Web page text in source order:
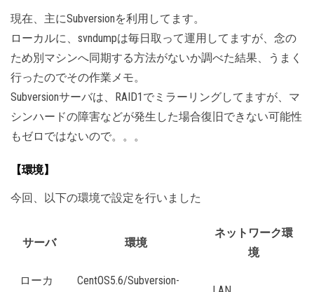
現在、主にSubversionを利用してます。
ローカルに、svndumpは毎日取って運用してますが、念の
ため別マシンへ同期する方法がないか調べた結果、うまく
行ったのでその作業メモ。
Subversionサーバは、RAID1でミラーリングしてますが、マ
シンハードの障害などが発生した場合復旧できない可能性
もゼロではないので。。。
【環境】
今回、以下の環境で設定を行いました
サーバ 環境
ネットワーク環
境
ローカ
CentOS5.6/Subversion-